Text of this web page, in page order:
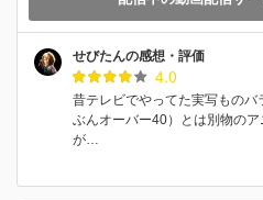
せびたんの感想・評価
4.0
昔テレビでやってた実写もの
ぶんオーバー40）とは別物の
が…